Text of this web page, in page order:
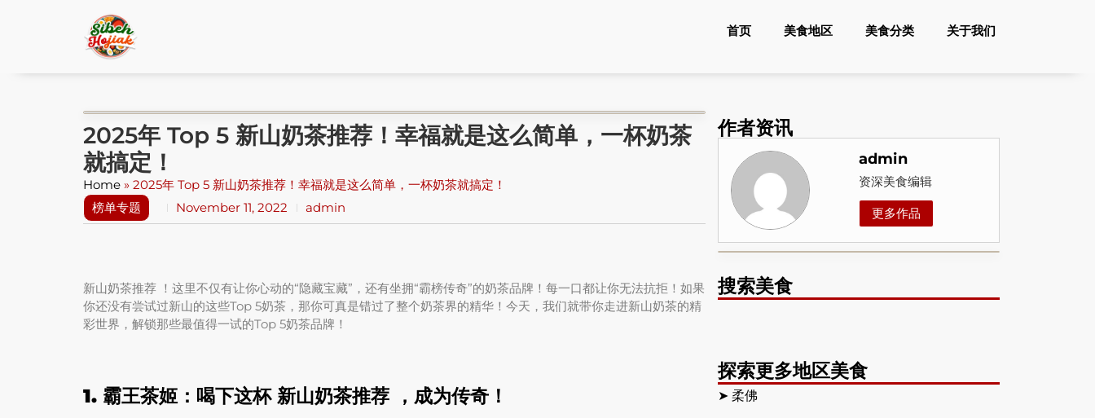
首页 美食地区 美食分类 关于我们
2025年 Top 5 新山奶茶推荐！幸福就是这么简单，一杯奶茶
就搞定！
Home » 2025年 Top 5 新山奶茶推荐！幸福就是这么简单，一杯奶茶就搞定！
榜单专题
November 11, 2022 admin
新山奶茶推荐 ！这里不仅有让你心动的“隐藏宝藏”，还有坐拥“霸榜传奇”的奶茶品牌！每一口都让你无法抗拒！如果
你还没有尝试过新山的这些Top 5奶茶，那你可真是错过了整个奶茶界的精华！今天，我们就带你走进新山奶茶的精
彩世界，解锁那些最值得一试的Top 5奶茶品牌！
1. 霸王茶姬：喝下这杯 新山奶茶推荐 ，成为传奇！
作者资讯
admin
资深美食编辑
更多作品
搜索美食
探索更多地区美食
➤ 柔佛